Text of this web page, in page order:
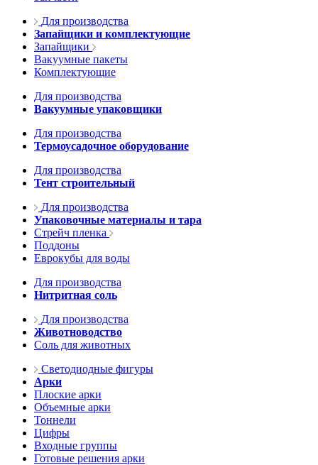
Для производства
Запайщики и комплектующие
Запайщики
Вакуумные пакеты
Комплектующие
Для производства
Вакуумные упаковщики
Для производства
Термоусадочное оборудование
Для производства
Тент строительный
Для производства
Упаковочные материалы и тара
Стрейч пленка
Поддоны
Еврокубы для воды
Для производства
Нитритная соль
Для производства
Животноводство
Соль для животных
Светодиодные фигуры
Арки
Плоские арки
Объемные арки
Тоннели
Цифры
Входные группы
Готовые решения арки